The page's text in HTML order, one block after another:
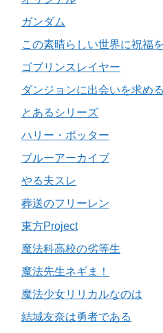
ガンダム
この素晴らしい世界に祝福を
ゴブリンスレイヤー
ダンジョンに出会いを求め
とあるシリーズ
ハリー・ポッター
ブルーアーカイブ
やる夫スレ
葬送のフリーレン
東方Project
魔法科高校の劣等生
魔法先生ネギま！
魔法少女リリカルなのは
結城友奈は勇者である